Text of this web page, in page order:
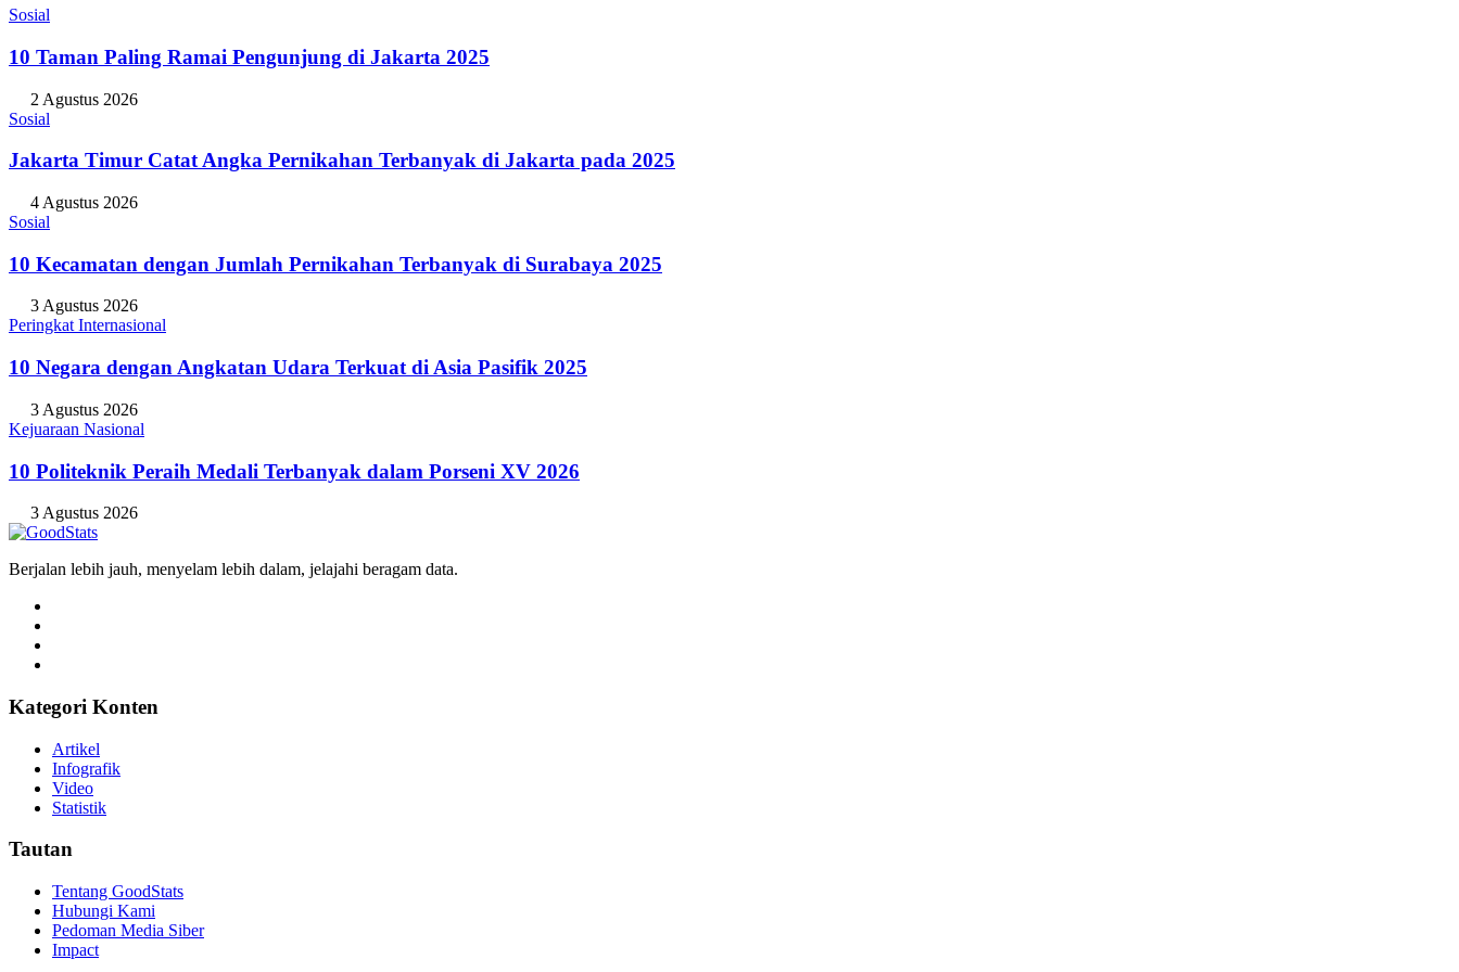
Sosial
10 Taman Paling Ramai Pengunjung di Jakarta 2025
2 Agustus 2026
Sosial
Jakarta Timur Catat Angka Pernikahan Terbanyak di Jakarta pada 2025
4 Agustus 2026
Sosial
10 Kecamatan dengan Jumlah Pernikahan Terbanyak di Surabaya 2025
3 Agustus 2026
Peringkat Internasional
10 Negara dengan Angkatan Udara Terkuat di Asia Pasifik 2025
3 Agustus 2026
Kejuaraan Nasional
10 Politeknik Peraih Medali Terbanyak dalam Porseni XV 2026
3 Agustus 2026
Berjalan lebih jauh, menyelam lebih dalam, jelajahi beragam data.
Kategori Konten
Artikel
Infografik
Video
Statistik
Tautan
Tentang GoodStats
Hubungi Kami
Pedoman Media Siber
Impact